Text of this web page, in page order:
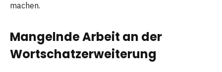
machen.
Mangelnde Arbeit an der
Wortschatzerweiterung